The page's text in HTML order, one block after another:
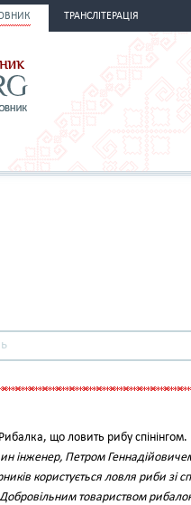
ТРАНСЛІТЕРАЦІЯ
Рибалка, що ловить рибу спінінгом.
інженер, Петром
користується ловля риби зі
товариством